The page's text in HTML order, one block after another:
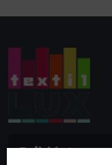
Prihláste sa